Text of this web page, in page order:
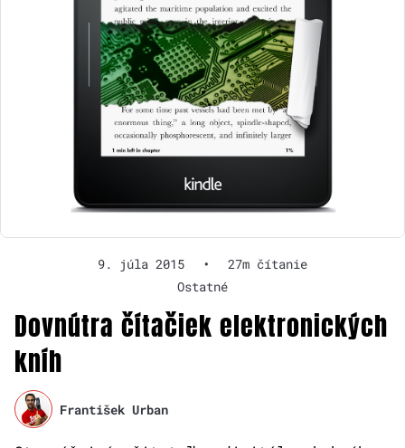
9. júla 2015 •
27m čítanie
Ostatné
Dovnútra čítačiek elektronických
kníh
František Urban